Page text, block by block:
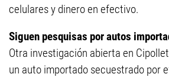
celulares y dinero en efectivo.
Siguen pesquisas por autos
Otra investigación abierta en
un auto importado secuestrado por